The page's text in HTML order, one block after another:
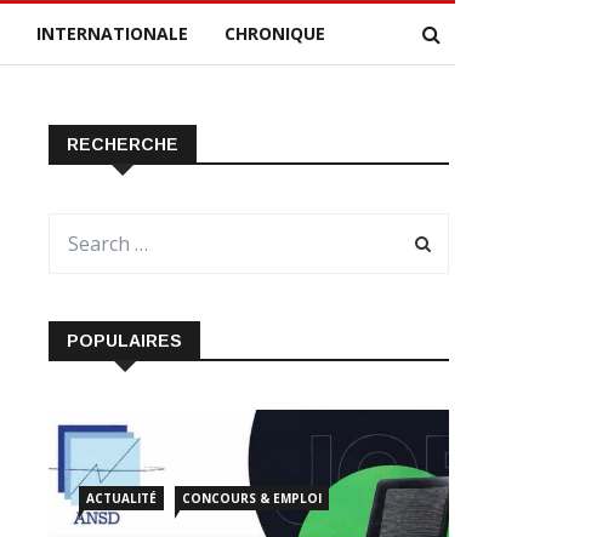
INTERNATIONALE CHRONIQUE
RECHERCHE
POPULAIRES
ACTUALITÉ CONCOURS & EMPLOI